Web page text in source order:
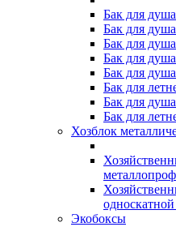
Бак для
Бак для
Бак для
Бак для
Бак для
Бак для
Бак для
Бак для
Хозблок
Экобоксы